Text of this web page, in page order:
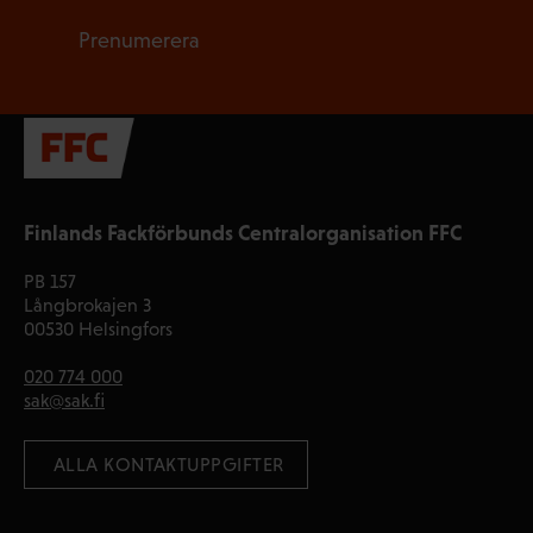
Finlands Fackförbunds Centralorganisation FFC
PB 157
Långbrokajen 3
00530 Helsingfors
020 774 000
sak@sak.fi
ALLA KONTAKTUPPGIFTER
Prenumerera